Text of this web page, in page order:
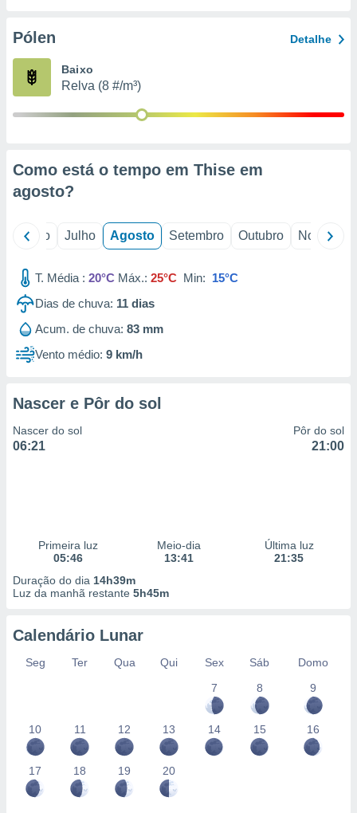
através
estudos
e
Pólen Detalhe
Baixo
Relva (8 #/m³)
Como está o tempo em Thise em
agosto?
Junho Julho Agosto Setembro Outubro Novembro
T. Média : 20°C Máx.: 25°C Min: 15°C
Dias de chuva: 11 dias
Acum. de chuva: 83 mm
Vento médio: 9 km/h
Nascer e Pôr do sol
Nascer do sol
06:21
Pôr do sol
21:00
Primeira luz
05:46
Meio-dia
13:41
Última luz
21:35
Duração do dia 14h39m
Luz da manhã restante 5h45m
Calendário Lunar
Seg Ter Qua Qui Sex Sáb
Domo
7
8 9
10 11 12 13 14 15 16
17 18 19 20